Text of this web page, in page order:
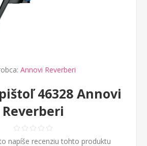
Annovi Reverberi
46328 Annovi
Reverberi
napíše recenziu tohto produktu